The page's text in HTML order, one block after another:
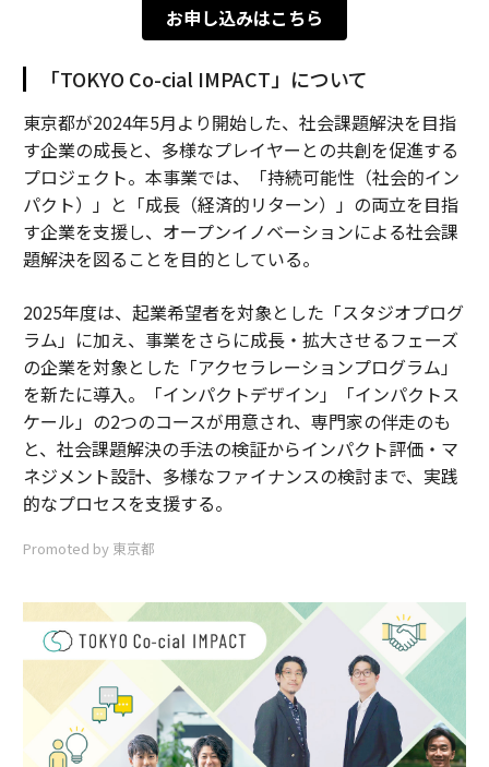
お申し込みはこちら
「TOKYO Co-cial IMPACT」について
東京都が2024年5月より開始した、社会課題解決を目指
す企業の成長と、多様なプレイヤーとの共創を促進する
プロジェクト。本事業では、「持続可能性（社会的イン
パクト）」と「成長（経済的リターン）」の両立を目指
す企業を支援し、オープンイノベーションによる社会課
題解決を図ることを目的としている。
2025年度は、起業希望者を対象とした「スタジオプログ
ラム」に加え、事業をさらに成長・拡大させるフェーズ
の企業を対象とした「アクセラレーションプログラム」
を新たに導入。「インパクトデザイン」「インパクトス
ケール」の2つのコースが用意され、専門家の伴走のも
と、社会課題解決の手法の検証からインパクト評価・マ
ネジメント設計、多様なファイナンスの検討まで、実践
的なプロセスを支援する。
Promoted by 東京都